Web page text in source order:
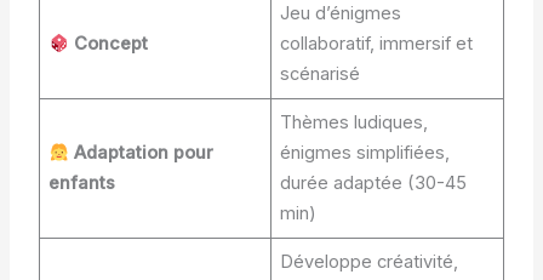
Concept
Jeu d’énigmes
collaboratif, immersif et
scénarisé
Adaptation pour
enfants
Thèmes ludiques,
énigmes simplifiées,
durée adaptée (30-45
min)
Développe créativité,